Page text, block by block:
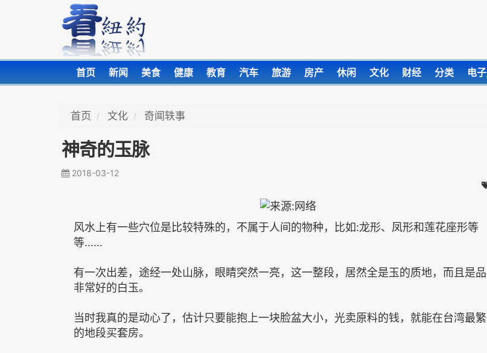
首页 新闻 美食 健康 教育 汽车 旅游 房产 休闲 文化 财经 分类 电
首页 文化 奇闻轶事
神奇的玉脉
2018-03-12
风水上有一些穴位是比较特殊的，不属于人间的物种，比如:龙形、凤形和莲花座形等
等……
有一次出差，途经一处山脉，眼睛突然一亮，这一整段，居然全是玉的质地，而且是
非常好的白玉。
当时我真的是动心了，估计只要能抱上一块脸盆大小，光卖原料的钱，就能在台湾最
的地段买套房。